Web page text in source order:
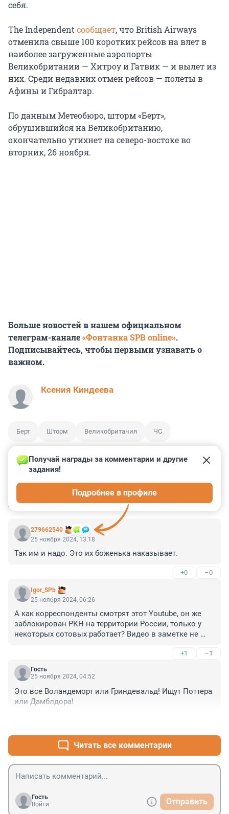
себя.
The Independent сообщает, что British Airways
отменила свыше 100 коротких рейсов на влет в
наиболее загруженные аэропорты
Великобритании — Хитроу и Гатвик — и вылет из
них. Среди недавних отмен рейсов — полеты в
Афины и Гибралтар.
По данным Метеобюро, шторм «Берт»,
обрушившийся на Великобританию,
окончательно утихнет на северо-востоке во
вторник, 26 ноября.
Больше новостей в нашем официальном
телеграм-канале«Фонтанка SPB online».
Подписывайтесь, чтобы первыми узнавать о
важном.
Ксения Киндеева
Берт Шторм Великобритания ЧС
КОММЕНТАРИИ 13
279662540
Получай награды за комментарии и другие
задания!
Подробнее в профиле
25 ноября 2024, 13:18
Так им и надо. Это их боженька наказывает.
+0 –0
Igor_SPb
25 ноября 2024, 06:26
А как корреспонденты смотрят этот Youtube, он же
заблокирован РКН на территории России, только у
некоторых сотовых работает? Видео в заметке не
+1 –1
Гость
25 ноября 2024, 04:52
Это все Воландеморт или Гриндевальд! Ищут Поттера
или Дамблдора!
Читать все комментарии
Гость
Войти
Отправить